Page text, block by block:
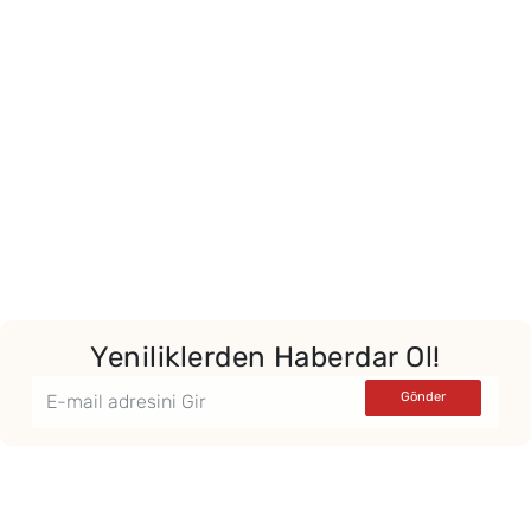
Yeniliklerden Haberdar Ol!